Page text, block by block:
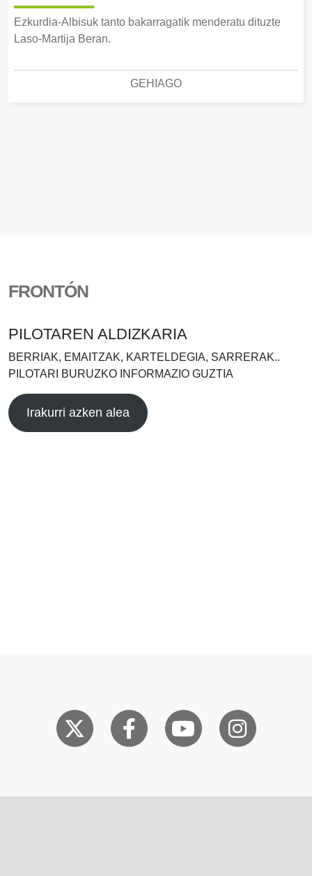
Ezkurdia-Albisuk tanto bakarragatik menderatu dituzte
Laso-Martija Beran.
GEHIAGO
FRONTÓN
PILOTAREN ALDIZKARIA
BERRIAK, EMAITZAK, KARTELDEGIA, SARRERAK..
PILOTARI BURUZKO INFORMAZIO GUZTIA
Irakurri azken alea